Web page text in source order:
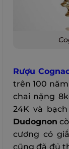
Rượu
trên 100
chai nặng
24K và
Dudognon
cương có
cũng đã đủ